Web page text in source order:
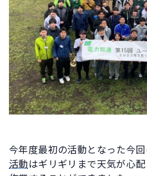
今年度最初の活動となった今回
活動はギリギリまで天気が心